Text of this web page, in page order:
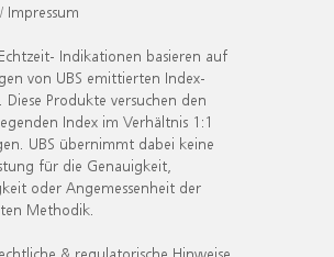
Impressum
Indikationen basieren auf
von UBS emittierten Index-
Diese Produkte versuchen den
Index im Verhältnis 1:1
UBS übernimmt dabei keine
für die Genauigkeit,
oder Angemessenheit der
Methodik.